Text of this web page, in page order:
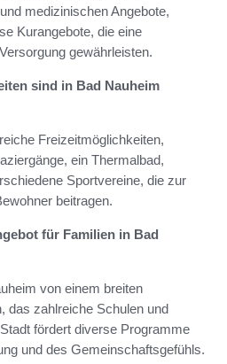
medizinischen Angebote,
Kurangebote, die eine
gewährleisten.
sind in Bad Nauheim
Freizeitmöglichkeiten,
ein Thermalbad,
Sportvereine, die zur
beitragen.
für Familien in Bad
von einem breiten
das zahlreiche Schulen und
fördert diverse Programme
und des Gemeinschaftsgefühls.